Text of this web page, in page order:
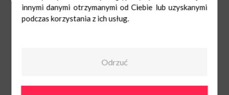
innymi danymi otrzymanymi od Ciebie lub uzyskanymi
podczas korzystania z ich usług.
Odrzuć